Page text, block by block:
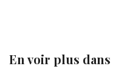
En voir plus dans